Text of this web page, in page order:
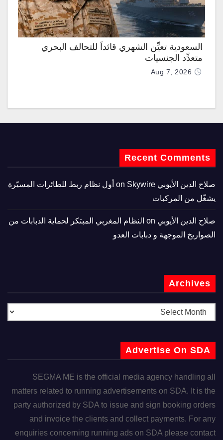
السعودية تعيِّن الشهري قائداً للتحالف البحري
متعدِّد الجنسيات
Aug 7, 2026
Recent Comments
صلاح الدين الأيوبي
Skywire أول نظام ربط للطائرات المسيّرة
يشغّل من المركبات
صلاح الدين الأيوبي
النظام المغربي المبتكر لحماية الدبابات من
الصواريخ الموجهة و دبابات العدو
Archives
Advertise On SDA
SEGMA ME is the official media agency handling all
matters related to running advertisements on SDA. It is the
party authorized by SDA to issue and sign booking orders
and invoice the clients and collect payments. For any
enquiries concerning running ads on SDA please contact